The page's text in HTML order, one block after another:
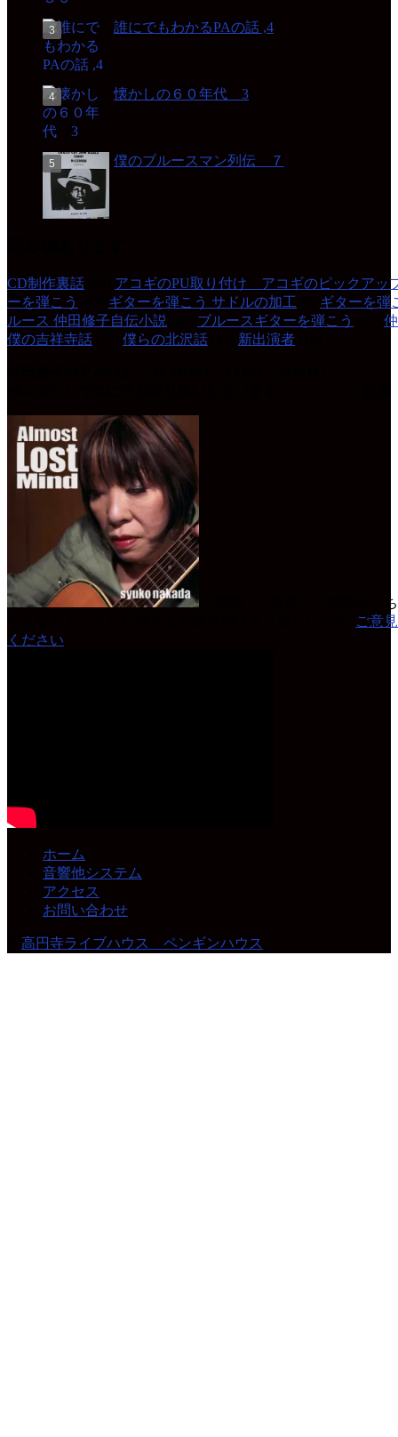
誰にでもわかるPAの話 ,4
懐かしの６０年代 3
僕のブルースマン列伝 ７
CD制作裏話
アコギのPU取り付け アコギのピックアッ
ーを弾こう
ギターを弾こう サドルの加工
ギターを弾
ルース 仲田修子自伝小説
ブルースギターを弾こう
僕の吉祥寺話
僕らの北沢話 新出演者
ご質問、ご意見、ご感想はこ
ご意
ください
ホーム
音響他システム
アクセス
お問い合わせ
高円寺ライブハウス ペンギンハウス